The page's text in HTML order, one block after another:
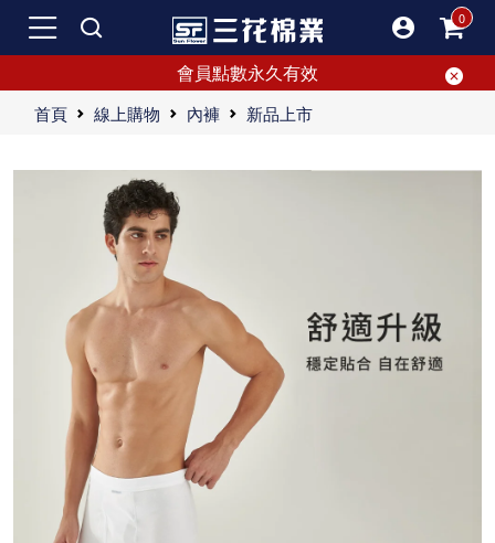
會員點數永久有效
首頁 線上購物 內褲 新品上市